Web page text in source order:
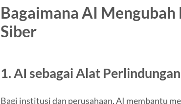
Bagaimana AI Mengubah
Siber
1. AI sebagai Alat Perlindungan
Bagi institusi dan perusahaan, AI membantu